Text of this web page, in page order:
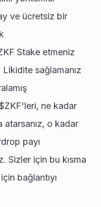
ve ücretsiz bir
Stake etmeniz
sağlamanız
ne kadar
atarsanız, o kadar
payı
Sizler için bu kısma
bağlantıyı